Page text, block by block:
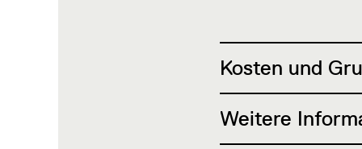
Kosten und
Weitere